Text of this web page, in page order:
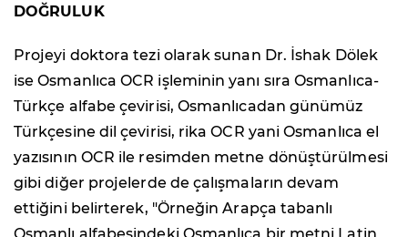
DOĞRULUK
Projeyi doktora tezi olarak sunan Dr. İshak Dölek
ise Osmanlıca OCR işleminin yanı sıra Osmanlıca-
Türkçe alfabe çevirisi, Osmanlıcadan günümüz
Türkçesine dil çevirisi, rika OCR yani Osmanlıca el
yazısının OCR ile resimden metne dönüştürülmesi
gibi diğer projelerde de çalışmaların devam
ettiğini belirterek, "Örneğin Arapça tabanlı
Osmanlı alfabesindeki Osmanlıca bir metni Latin